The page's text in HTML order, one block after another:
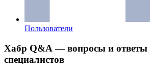
Пользователи
Хабр Q&A — вопросы и ответы
специалистов